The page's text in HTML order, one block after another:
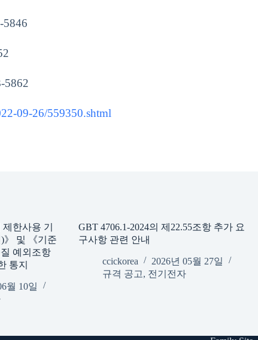
5846
5862
09-26/559350.shtml
한사용 기
》 및 《기준
예외조항
통지
월 10일
GBT 4706.1-2024의 제22.55조항 추가 요
구사항 관련 안내
ccickorea
2026년 05월 27일
규격 공고, 전기전자